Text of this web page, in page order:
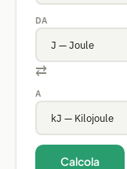
DA
⇄
A
Calcola